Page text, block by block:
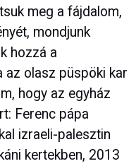
meg a fájdalom,
mondjunk
hozzá a
az olasz püspöki kar
hogy az egyház
Ferenc pápa
izraeli-palesztin
kertekben, 2013